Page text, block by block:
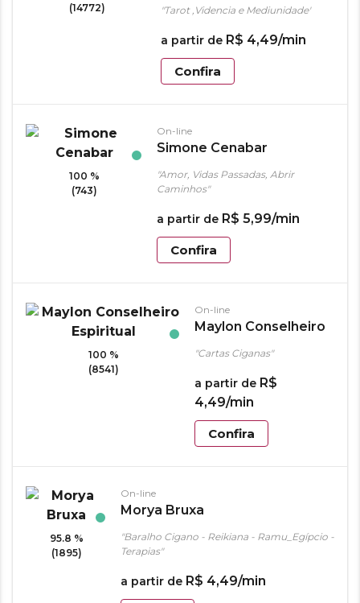
(14772)
"Tarot ,Videncia e Mediunidade"
a partir de R$ 4,49/min
Confira
100 %
(743)
On-line
Simone Cenabar
"Amor, Vidas Passadas, Abrir
Caminhos"
a partir de R$ 5,99/min
Confira
100 %
(8541)
On-line
Maylon Conselheiro
Espiritual
"Cartas Ciganas"
a partir de R$
4,49/min
Confira
95.8 %
(1895)
On-line
Morya Bruxa
"Baralho Cigano - Reikiana - Ramu_Egípcio -
Terapias"
a partir de R$ 4,49/min